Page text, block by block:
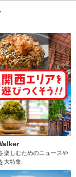
楽しむためのニュースや
大特集